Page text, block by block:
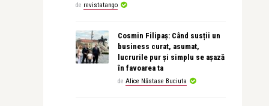
de revistatango
Cosmin Filipaș: Când susții un
business curat, asumat,
lucrurile pur și simplu se așază
în favoarea ta
de Alice Năstase Buciuta